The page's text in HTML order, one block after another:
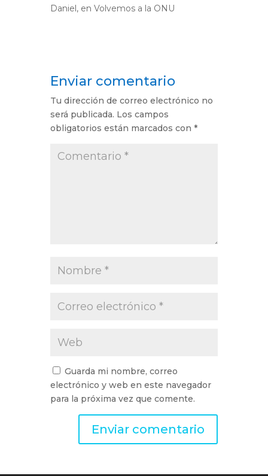
Daniel, en Volvemos a la ONU
Enviar comentario
Tu dirección de correo electrónico no
será publicada. Los campos
obligatorios están marcados con *
Guarda mi nombre, correo
electrónico y web en este navegador
para la próxima vez que comente.